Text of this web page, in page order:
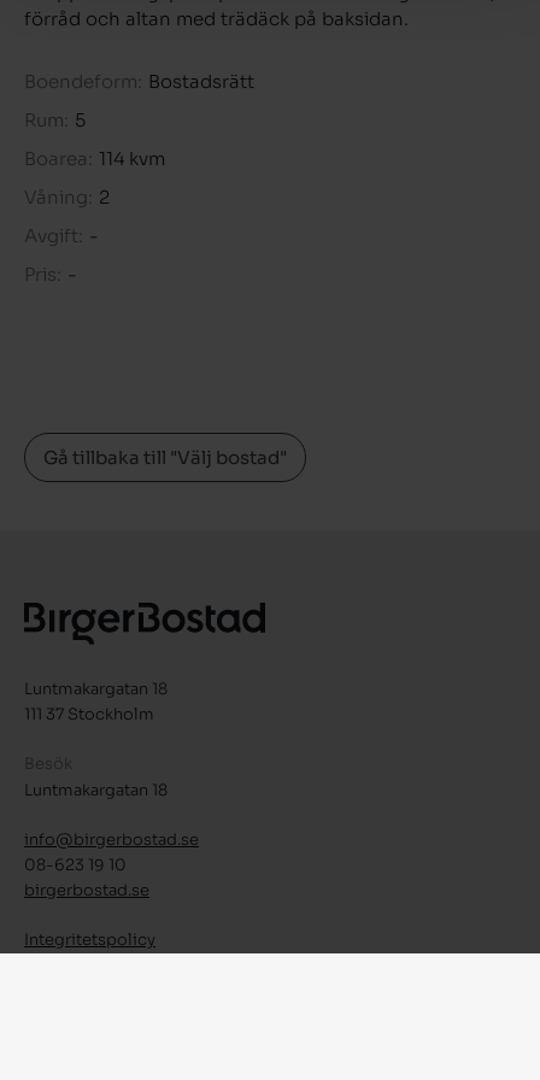
förråd och altan med trädäck på baksidan.
Boendeform: Bostadsrätt
Rum: 5
Boarea: 114 kvm
Våning: 2
Avgift: -
Pris: -
Gå tillbaka till "Välj bostad"
Luntmakargatan 18
111 37 Stockholm
Besök
Luntmakargatan 18
info@birgerbostad.se
08-623 19 10
birgerbostad.se
Integritetspolicy